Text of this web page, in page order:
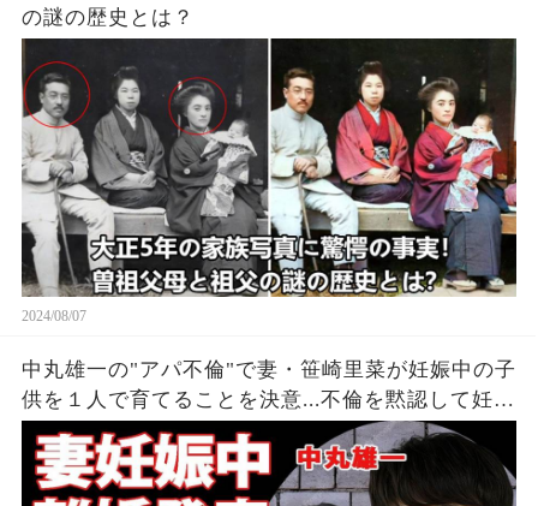
の謎の歴史とは？
2024/08/07
中丸雄一の"アパ不倫"で妻・笹崎里菜が妊娠中の子
供を１人で育てることを決意...不倫を黙認して妊娠
を発表しなかった裏側に涙が零れ落ちた...『KAT-
TUN』亀梨和也の怒りの本音がヤバすぎた...